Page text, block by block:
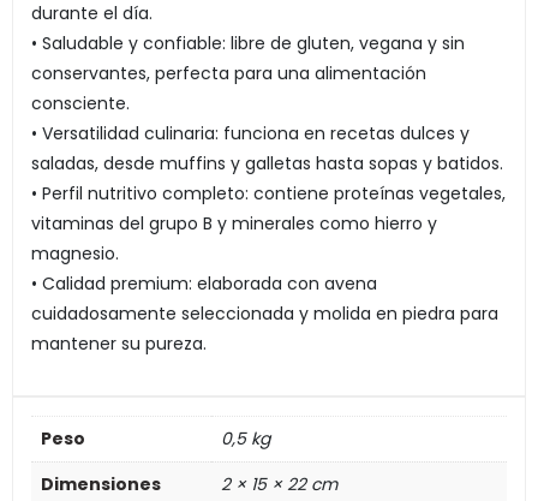
durante el día.
• Saludable y confiable: libre de gluten, vegana y sin
conservantes, perfecta para una alimentación
consciente.
• Versatilidad culinaria: funciona en recetas dulces y
saladas, desde muffins y galletas hasta sopas y batidos.
• Perfil nutritivo completo: contiene proteínas vegetales,
vitaminas del grupo B y minerales como hierro y
magnesio.
• Calidad premium: elaborada con avena
cuidadosamente seleccionada y molida en piedra para
mantener su pureza.
Peso
0,5 kg
Dimensiones
2 × 15 × 22 cm